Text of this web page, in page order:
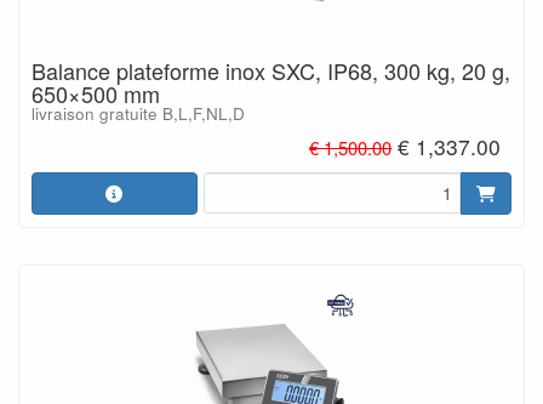
Balance plateforme inox SXC, IP68, 300 kg, 20 g,
650×500 mm
livraison gratuite B,L,F,NL,D
€ 1,500.00 € 1,337.00